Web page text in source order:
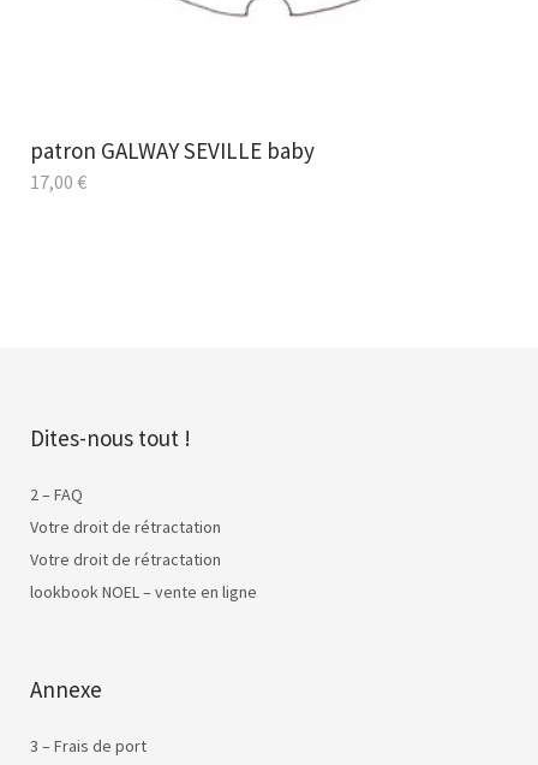
patron GALWAY SEVILLE baby
17,00 €
Dites-nous tout !
2 – FAQ
Votre droit de rétractation
Votre droit de rétractation
lookbook NOEL – vente en ligne
Annexe
3 – Frais de port